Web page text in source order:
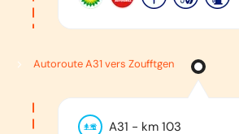
Autoroute A31 vers Zoufftgen
A31 - km 103